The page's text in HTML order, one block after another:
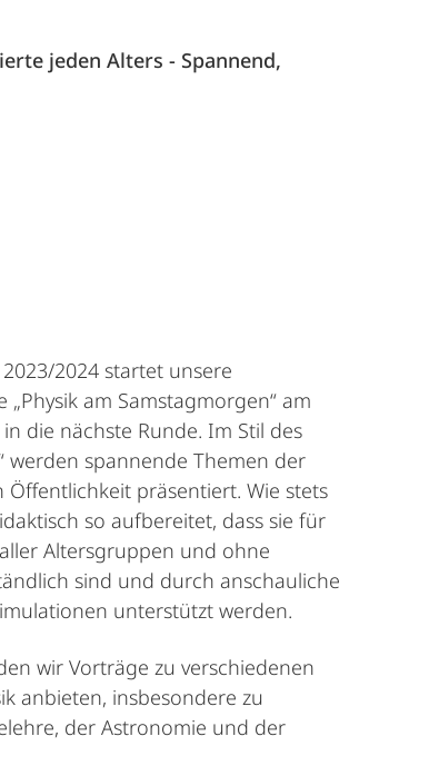
jeden Alters - Spannend,
2024 startet unsere
am Samstagmorgen“ am
die nächste Runde. Im Stil des
werden spannende Themen der
Öffentlichkeit präsentiert. Wie stets
so aufbereitet, dass sie für
Altersgruppen und ohne
sind und durch anschauliche
unterstützt werden.
wir Vorträge zu verschiedenen
anbieten, insbesondere zu
der Astronomie und der